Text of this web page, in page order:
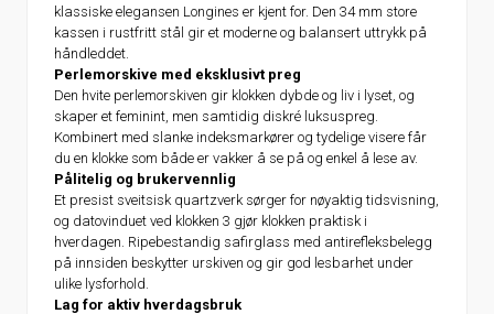
klassiske elegansen Longines er kjent for. Den 34 mm store
kassen i rustfritt stål gir et moderne og balansert uttrykk på
håndleddet.
Perlemorskive med eksklusivt preg
Den hvite perlemorskiven gir klokken dybde og liv i lyset, og
skaper et feminint, men samtidig diskré luksuspreg.
Kombinert med slanke indeksmarkører og tydelige visere får
du en klokke som både er vakker å se på og enkel å lese av.
Pålitelig og brukervennlig
Et presist sveitsisk quartzverk sørger for nøyaktig tidsvisning,
og datovinduet ved klokken 3 gjør klokken praktisk i
hverdagen. Ripebestandig safirglass med antirefleksbelegg
på innsiden beskytter urskiven og gir god lesbarhet under
ulike lysforhold.
Lag for aktiv hverdagsbruk